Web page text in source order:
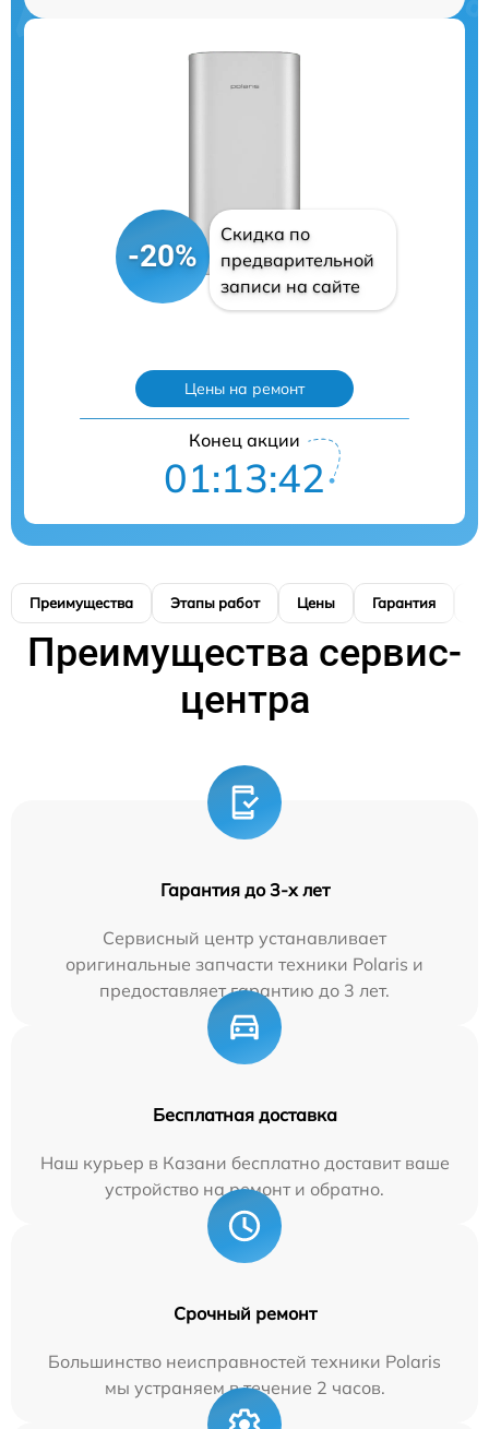
-20%
Скидка по
предварительной
записи на сайте
Цены на ремонт
Конец акции
01:13:41
Преимущества Этапы работ Цены Гарантия
Преимущества сервис-
центра
Гарантия до 3-х лет
Сервисный центр устанавливает
оригинальные запчасти техники Polaris и
предоставляет гарантию до 3 лет.
Бесплатная доставка
Наш курьер в Казани бесплатно доставит ваше
устройство на ремонт и обратно.
Срочный ремонт
Большинство неисправностей техники Polaris
мы устраняем в течение 2 часов.